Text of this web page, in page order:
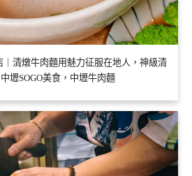
清燉牛肉麵用魅力征服在地人，神級清
壢SOGO美食，中壢牛肉麵